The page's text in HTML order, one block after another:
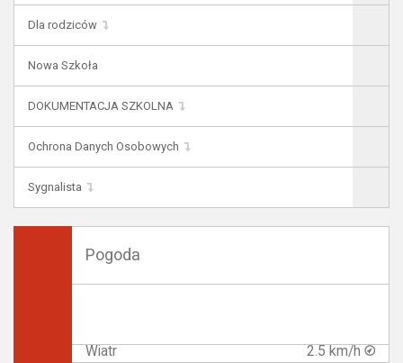
Dla rodziców
Nowa Szkoła
DOKUMENTACJA SZKOLNA
Ochrona Danych Osobowych
Sygnalista
Pogoda
Wiatr
2.5 km/h